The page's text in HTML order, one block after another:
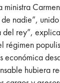
ministra
nadie”,
rey”,
régimen
económica
hubiera